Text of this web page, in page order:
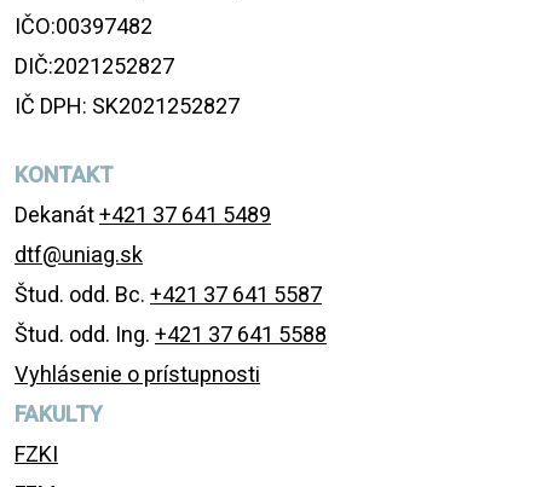
IČO:00397482
DIČ:2021252827
IČ DPH: SK2021252827
KONTAKT
Dekanát+421 37 641 5489
dtf@uniag.sk
Štud. odd. Bc. +421 37 641 5587
Štud. odd. Ing. +421 37 641 5588
Vyhlásenie o prístupnosti
FAKULTY
FZKI